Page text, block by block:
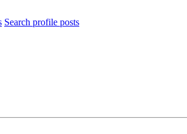
Search profile posts